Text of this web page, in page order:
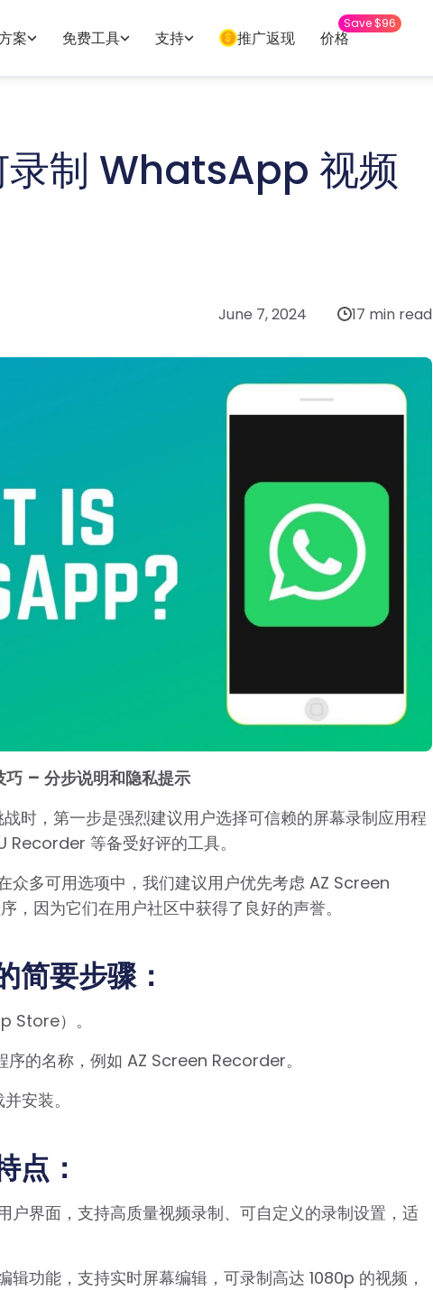
案 免费工具 支持 推广返现
Save $96
价格
录制 WhatsApp 视频
June 7, 2024 17 min read
– 分步说明和隐私提示
时，第一步是强烈建议用户选择可信赖的屏幕录制应用程
等备受好评的工具。
众多可用选项中，我们建议用户优先考虑 AZ Screen
因为它们在用户社区中获得了良好的声誉。
简要步骤：
Store）。
的名称，例如 AZ Screen Recorder。
安装。
点：
户界面，支持高质量视频录制、可自定义的录制设置，适
辑功能，支持实时屏幕编辑，可录制高达 1080p 的视频，